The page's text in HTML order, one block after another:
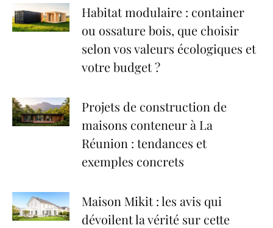
Habitat modulaire : container
ou ossature bois, que choisir
selon vos valeurs écologiques et
votre budget ?
Projets de construction de
maisons conteneur à La
Réunion : tendances et
exemples concrets
Maison Mikit : les avis qui
dévoilent la vérité sur cette